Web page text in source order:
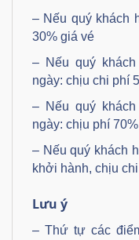
– Nếu quý khách
30% giá vé
– Nếu quý
ngày: chịu chi phí
– Nếu quý
ngày: chịu phí
– Nếu quý khách
khởi hành, chịu
Lưu ý
– Thứ tự các